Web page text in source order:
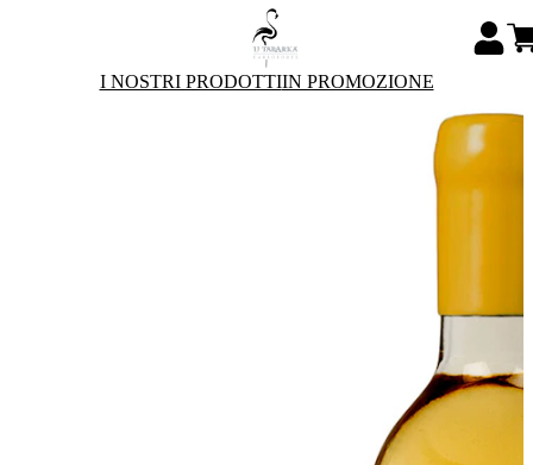
I NOSTRI PRODOTTIIN PROMOZIONE